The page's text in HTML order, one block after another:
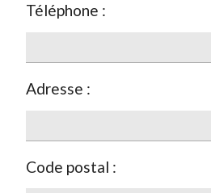
Téléphone :
Adresse :
Code postal :